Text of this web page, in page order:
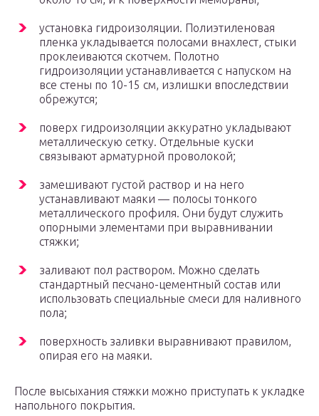
установка гидроизоляции. Полиэтиленовая
пленка укладывается полосами внахлест, стыки
проклеиваются скотчем. Полотно
гидроизоляции устанавливается с напуском на
все стены по 10-15 см, излишки впоследствии
обрежутся;
поверх гидроизоляции аккуратно укладывают
металлическую сетку. Отдельные куски
связывают арматурной проволокой;
замешивают густой раствор и на него
устанавливают маяки — полосы тонкого
металлического профиля. Они будут служить
опорными элементами при выравнивании
стяжки;
заливают пол раствором. Можно сделать
стандартный песчано-цементный состав или
использовать специальные смеси для наливного
пола;
поверхность заливки выравнивают правилом,
опирая его на маяки.
После высыхания стяжки можно приступать к укладке
напольного покрытия.